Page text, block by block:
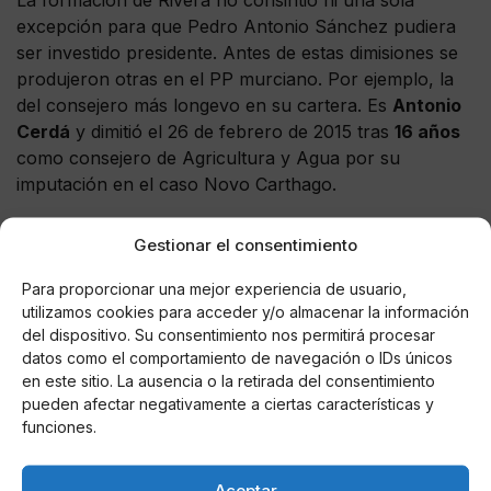
Gestionar el consentimiento
Para proporcionar una mejor experiencia de usuario,
utilizamos cookies para acceder y/o almacenar la información
del dispositivo. Su consentimiento nos permitirá procesar
datos como el comportamiento de navegación o IDs únicos
en este sitio. La ausencia o la retirada del consentimiento
pueden afectar negativamente a ciertas características y
funciones.
excepción para que Pedro Antonio Sánchez pudiera
ser investido presidente. Antes de estas dimisiones se
produjeron otras en el PP murciano. Por ejemplo, la
del consejero más longevo en su cartera. Es Antonio
Cerdá y dimitió el 26 de febrero de 2015 tras 16 años
como consejero de Agricultura y Agua por su
imputación en el caso Novo Carthago.
En la etapa de Pedro Antonio como
consejero de
Educacióntambién tuvo que dimitir su homólogo en la
cartera de Industria, Turismo, Empresa e Innovación,
Juan Carlos Ruiz, por su imputación en el caso
Púnica por haber, supuestamente, cerrado contratos
con la red de esta trama que ahora salpica también al
actual presidente regional.